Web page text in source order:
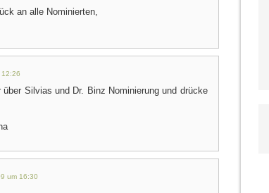
an alle Nominierten,
über Silvias und Dr. Binz Nominierung und drücke
um 16:30